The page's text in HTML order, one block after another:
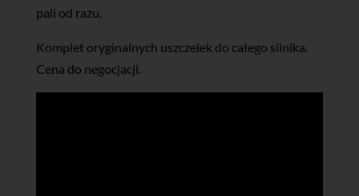
pali od razu.
Komplet oryginalnych uszczelek do całego silnika.
Cena do negocjacji.